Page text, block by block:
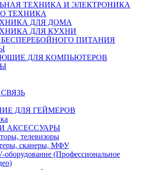
ТЕХНИКА И ЭЛЕКТРОНИКА
ТЕХНИКА
ДЛЯ ДОМА
ДЛЯ КУХНИ
ПИТАНИЯ
ДЛЯ КОМПЬЮТЕРОВ
ДЛЯ ГЕЙМЕРОВ
АКСЕССУАРЫ
телевизоры
сканеры, МФУ
оборудование (Профессиональное